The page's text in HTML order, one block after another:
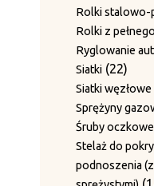
Rolki stalowo-
Rolki z
Ryglowanie
Siatki 2222
Siatki węzłowe
Sprężyny
Śruby
Stelaż do
podnoszenia